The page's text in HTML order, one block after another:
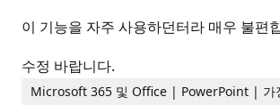
이 기능을 자주 사용하던터라 매우 불편
수정 바랍니다.
Microsoft 365 및 Office | PowerPoint |